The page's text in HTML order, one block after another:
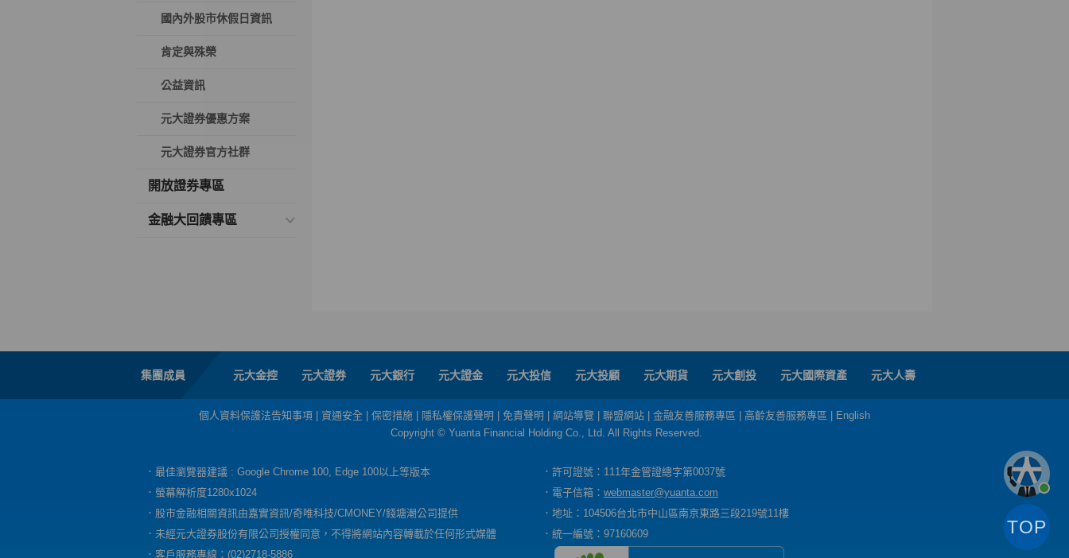
國內外股市休假日資訊
肯定與殊榮
公益資訊
元大證券優惠方案
元大證券官方社群
開放證券專區
金融大回饋專區
集團成員 元大金控 元大證券 元大銀行 元大證金 元大投信 元大投顧 元大期貨 元大創投 元大國際資產 元大人壽
個人資料保護法告知事項 資通安全 保密措施 隱私權保護聲明 免責聲明 網站導覽 聯盟網站 金融友善服務專區 高齡友善服務專區
English
Copyright © Yuanta Financial Holding Co., Ltd. All Rights Reserved.
．最佳瀏覽器建議 : Google Chrome 100, Edge 100以上等版本
．許可證號：111年金管證總字第0037號
．螢幕解析度1280x1024
．電子信箱： webmaster@yuanta.com
．股市金融相關資訊由嘉實資訊/奇唯科技/CMONEY/錢塘潮公司提供
．地址：104506台北市中山區南京東路三段219號11樓
．未經元大證券股份有限公司授權同意，不得將網站內容轉載於任何形式媒體
．統一編號：97160609
．客戶服務專線：(02)2718-5886
TOP